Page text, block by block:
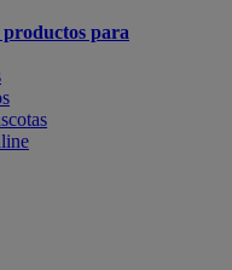
productos para